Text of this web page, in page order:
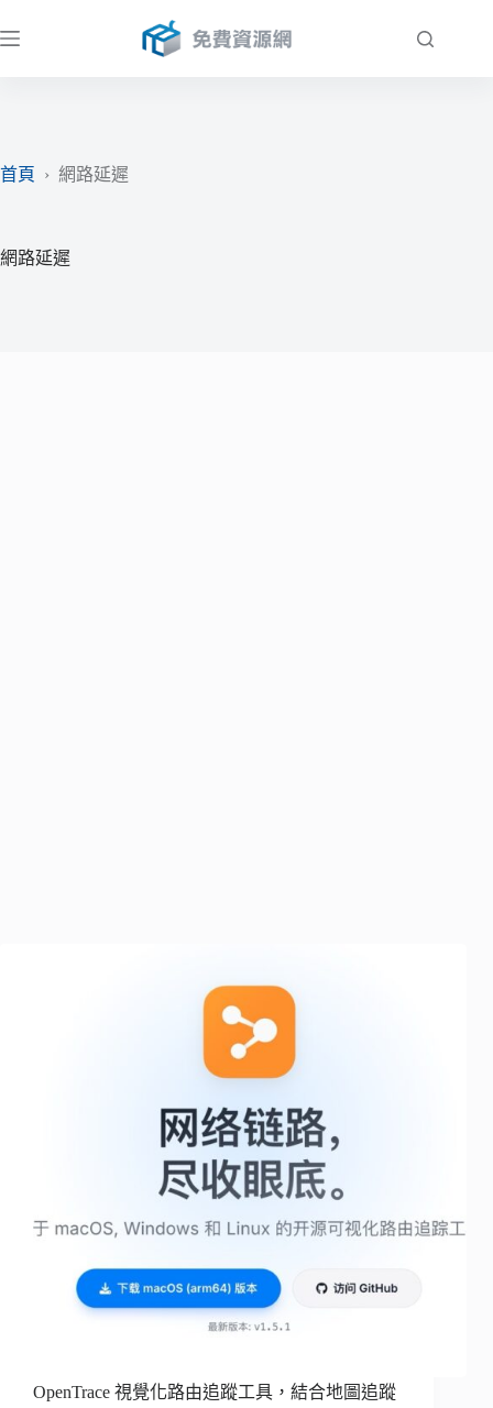
至
首頁
› 網路延遲
網路延遲
OpenTrace 視覺化路由追蹤工具，結合地圖追蹤